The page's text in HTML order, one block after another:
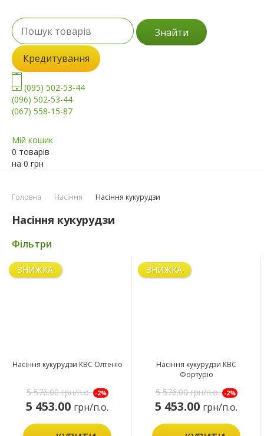
Знайти
Кредитування
(095) 502-53-44
(096) 502-53-44
(067) 558-15-87
Мій кошик
0 товарів
на 0 грн
Головна Насіння Насіння кукурудзи
Насіння кукурудзи
Фільтри
ЗНИЖКА
Насіння кукурудзи КВС Олтеніо
5 576.00грн/п.о. -2%
5 453.00 грн/п.о.
ЗНИЖКА
Насіння кукурудзи КВС
Фортуріо
5 576.00грн/п.о. -2%
5 453.00 грн/п.о.